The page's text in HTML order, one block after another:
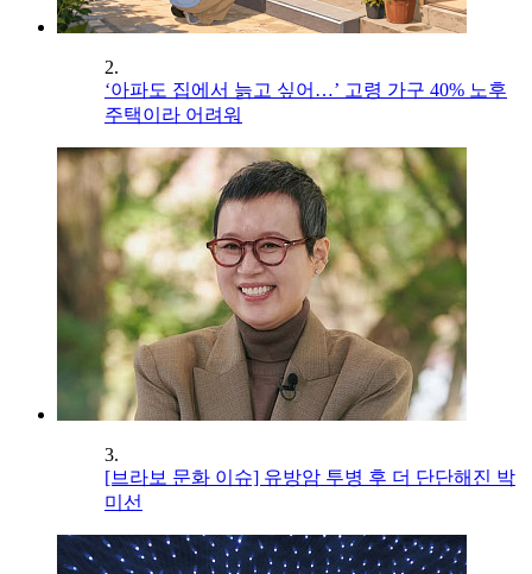
2.
‘아파도 집에서 늙고 싶어…’ 고령 가구 40% 노후
주택이라 어려워
3.
[브라보 문화 이슈] 유방암 투병 후 더 단단해진 박
미선